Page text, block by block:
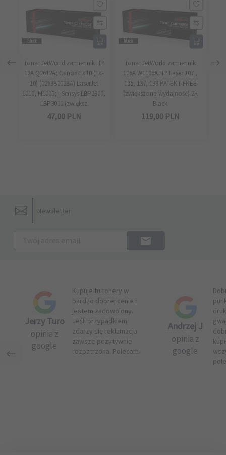
Toner JetWorld zamiennik HP
12A Q2612A; Canon FX10 (FX-
10) (0263B002BA) LaserJet
1010, M1005; I-Sensys LBP2900,
LBP3000 (zwiększ
47,00 PLN
Toner JetWorld zamiennik
106A W1106A HP Laser 107 ,
135, 137, 138 PATENT-FREE
(zwiększona wydajność) 2K
Black
119,00 PLN
Newsletter
Jerzy Turo
opinia z
google
Kupuje tu tonery w
bardzo dobrej cenie i
jestem zadowolony.
Jeśli przypadkiem
zdarzy się reklamacja
zawsze pozytywnie
rozpatrzona. Polecam.
Andrzej J
opinia z
google